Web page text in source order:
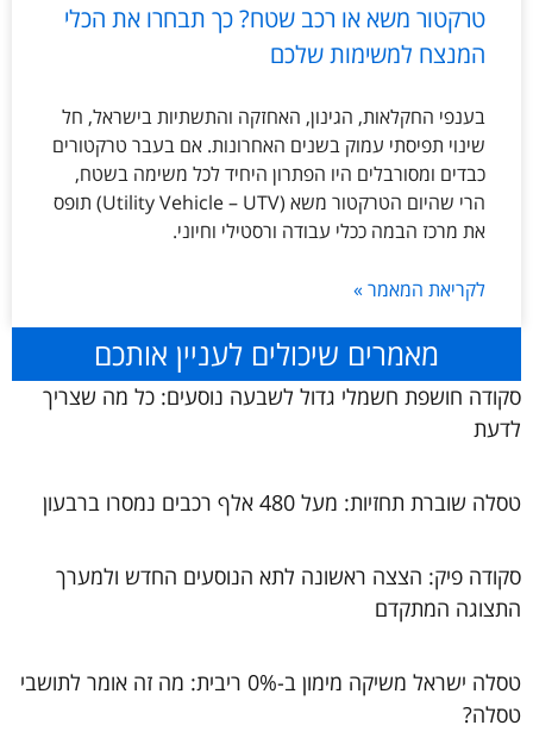
טרקטור משא או רכב שטח? כך תבחרו את הכלי
המנצח למשימות שלכם
בענפי החקלאות, הגינון, האחזקה והתשתיות בישראל, חל
שינוי תפיסתי עמוק בשנים האחרונות. אם בעבר טרקטורים
כבדים ומסורבלים היו הפתרון היחיד לכל משימה בשטח,
הרי שהיום הטרקטור משא (Utility Vehicle – UTV) תופס
את מרכז הבמה ככלי עבודה ורסטילי וחיוני.
לקריאת המאמר »
מאמרים שיכולים לעניין אותכם
סקודה חושפת חשמלי גדול לשבעה נוסעים: כל מה שצריך
לדעת
טסלה שוברת תחזיות: מעל 480 אלף רכבים נמסרו ברבעון
סקודה פיק: הצצה ראשונה לתא הנוסעים החדש ולמערך
התצוגה המתקדם
טסלה ישראל משיקה מימון ב-0% ריבית: מה זה אומר לתושבי
טסלה?